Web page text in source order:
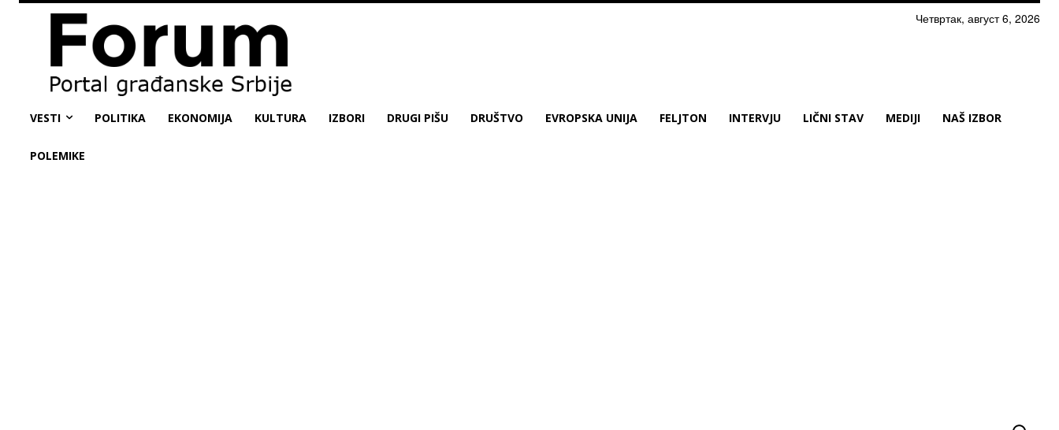
Четвртак, август 6, 2026
VESTI POLITIKA EKONOMIJA KULTURA IZBORI DRUGI PIŠU DRUŠTVO EVROPSKA UNIJA FELJTON INTERVJU LIČNI STAV MEDIJI NAŠ IZBOR
POLEMIKE